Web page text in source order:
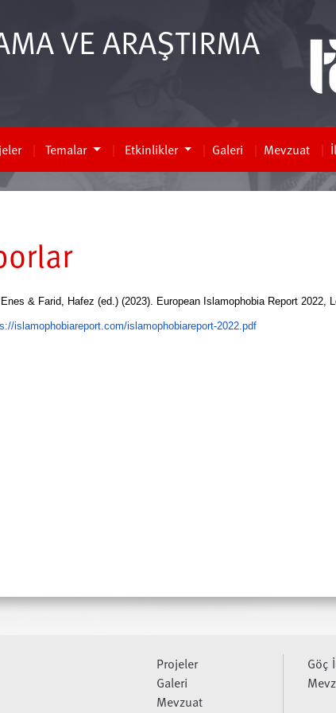
VE ARAŞTIRMA
Temalar Etkinlikler Galeri Mevzuat
Enes & Farid, Hafez (ed.) (2023). European Islamophobia Report 2022,
islamophobiareport.com/islamophobiareport-2022.pdf
Projeler
Galeri
Mevzuat
Göç